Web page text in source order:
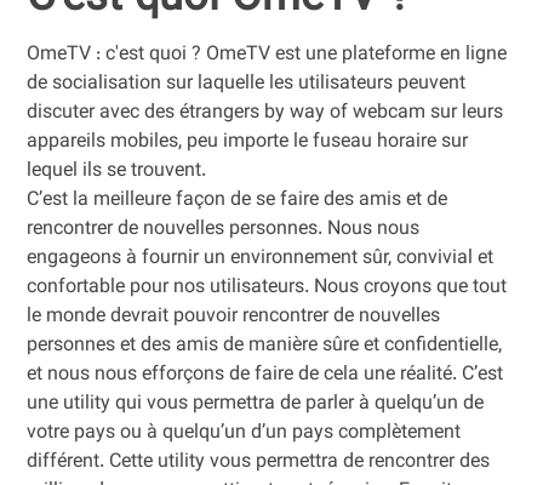
OmeTV : c'est quoi ? OmeTV est une plateforme en ligne
de socialisation sur laquelle les utilisateurs peuvent
discuter avec des étrangers by way of webcam sur leurs
appareils mobiles, peu importe le fuseau horaire sur
lequel ils se trouvent.
C’est la meilleure façon de se faire des amis et de
rencontrer de nouvelles personnes. Nous nous
engageons à fournir un environnement sûr, convivial et
confortable pour nos utilisateurs. Nous croyons que tout
le monde devrait pouvoir rencontrer de nouvelles
personnes et des amis de manière sûre et confidentielle,
et nous nous efforçons de faire de cela une réalité. C’est
une utility qui vous permettra de parler à quelqu’un de
votre pays ou à quelqu’un d’un pays complètement
différent. Cette utility vous permettra de rencontrer des